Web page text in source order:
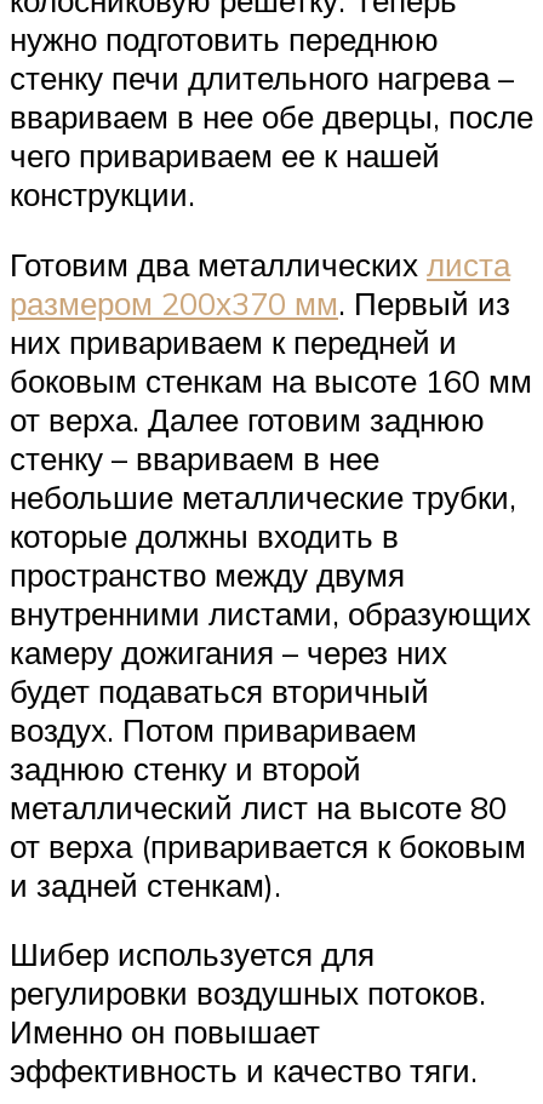
нужно подготовить переднюю
стенку печи длительного нагрева –
ввариваем в нее обе дверцы, после
чего привариваем ее к нашей
конструкции.
Готовим два металлических листа
размером 200х370 мм. Первый из
них привариваем к передней и
боковым стенкам на высоте 160 мм
от верха. Далее готовим заднюю
стенку – ввариваем в нее
небольшие металлические трубки,
которые должны входить в
пространство между двумя
внутренними листами, образующих
камеру дожигания – через них
будет подаваться вторичный
воздух. Потом привариваем
заднюю стенку и второй
металлический лист на высоте 80
от верха (приваривается к боковым
и задней стенкам).
Шибер используется для
регулировки воздушных потоков.
Именно он повышает
эффективность и качество тяги.